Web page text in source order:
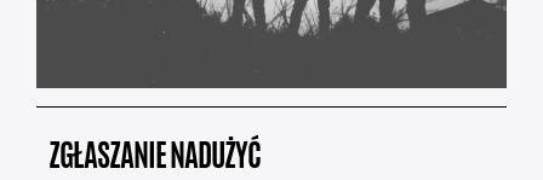
ZGŁASZANIE NADUŻYĆ